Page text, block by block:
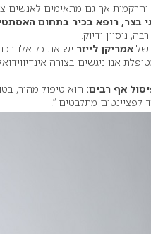
והרקמות אך גם מתאימים
בצר, רופא בכיר בתחום
ניסיון ודיוק.
של אמריקן לייזר יש את כל אלו
אנו ניגשים בצורה
אף רבים: הוא טיפול מהיר,
לפציינטים מתלבטים “.